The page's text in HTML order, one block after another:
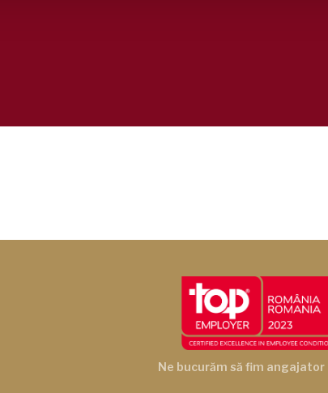
Ne bucurăm să fim angajator